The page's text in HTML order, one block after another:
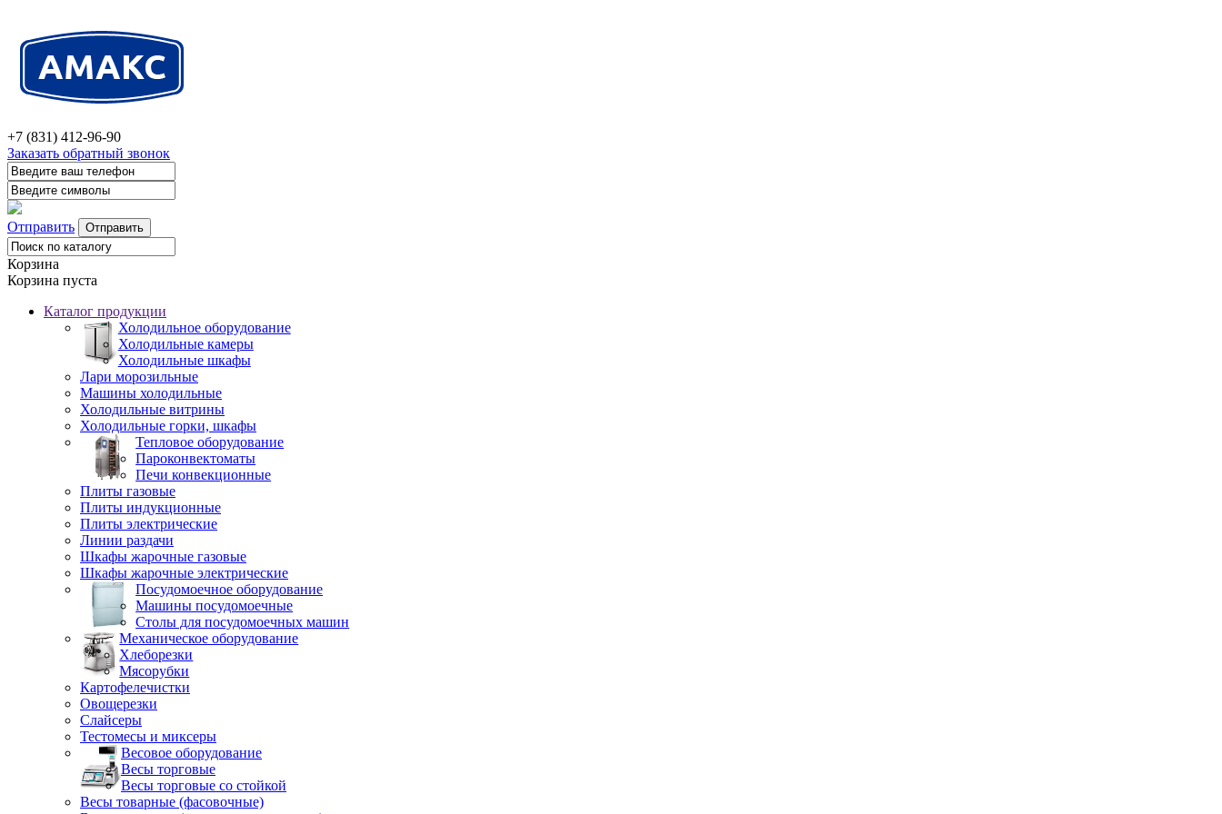
+7 (831) 412-96-90
Заказать обратный звонок
Отправить
Корзина
Корзина пуста
Каталог продукции
Холодильное оборудование
Холодильные камеры
Холодильные шкафы
Лари морозильные
Машины холодильные
Холодильные витрины
Холодильные горки, шкафы
Тепловое оборудование
Пароконвектоматы
Печи конвекционные
Плиты газовые
Плиты индукционные
Плиты электрические
Линии раздачи
Шкафы жарочные газовые
Шкафы жарочные электрические
Посудомоечное оборудование
Машины посудомоечные
Столы для посудомоечных машин
Механическое оборудование
Хлеборезки
Мясорубки
Картофелечистки
Овощерезки
Слайсеры
Тестомесы и миксеры
Весовое оборудование
Весы торговые
Весы торговые со стойкой
Весы товарные (фасовочные)